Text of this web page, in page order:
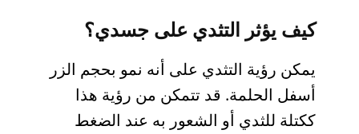
كيف يؤثر التثدي على جسدي؟
يمكن رؤية التثدي على أنه نمو بحجم الزر
أسفل الحلمة. قد تتمكن من رؤية هذا
ككتلة للثدي أو الشعور به عند الضغط